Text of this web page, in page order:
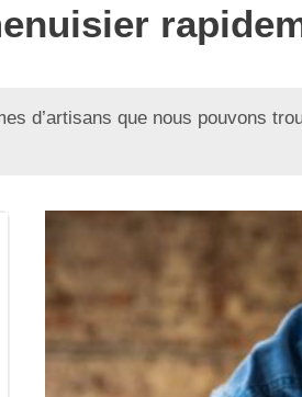
d’artisans que nous pouvons